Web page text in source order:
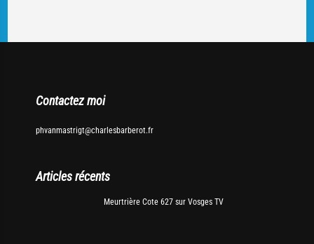
Contactez moi
phvanmastrigt@charlesbarberot.fr
Articles récents
Meurtrière Cote 627 sur Vosges TV